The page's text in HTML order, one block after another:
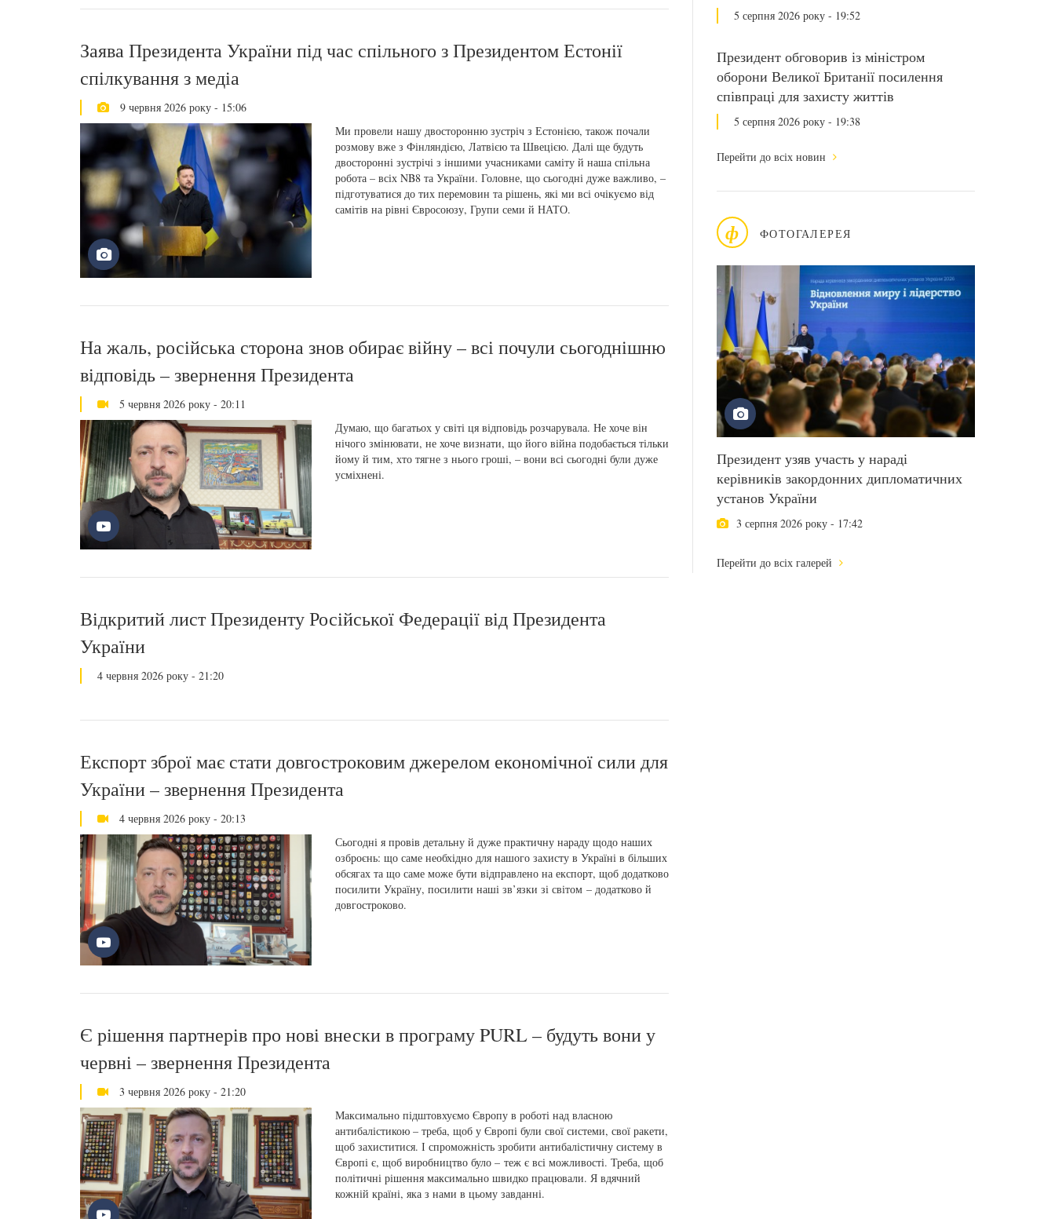
5 серпня 2026 року - 19:52
Президент обговорив із міністром
оборони Великої Британії посилення
співпраці для захисту життів
5 серпня 2026 року - 19:38
Перейти до всіх новин
ф ФОТОГАЛЕРЕЯ
Президент узяв участь у нараді
керівників закордонних дипломатичних
установ України
3 серпня 2026 року - 17:42
Перейти до всіх галерей
Заява Президента України під час спільного з Президентом Естонії
спілкування з медіа
9 червня 2026 року - 15:06
Ми провели нашу двосторонню зустріч з Естонією, також почали
розмову вже з Фінляндією, Латвією та Швецією. Далі ще будуть
двосторонні зустрічі з іншими учасниками саміту й наша спільна
робота – всіх NB8 та України. Головне, що сьогодні дуже важливо, –
підготуватися до тих перемовин та рішень, які ми всі очікуємо від
самітів на рівні Євросоюзу, Групи семи й НАТО.
На жаль, російська сторона знов обирає війну – всі почули сьогоднішню
відповідь – звернення Президента
5 червня 2026 року - 20:11
Думаю, що багатьох у світі ця відповідь розчарувала. Не хоче він
нічого змінювати, не хоче визнати, що його війна подобається тільки
йому й тим, хто тягне з нього гроші, – вони всі сьогодні були дуже
усміхнені.
Відкритий лист Президенту Російської Федерації від Президента
України
4 червня 2026 року - 21:20
Експорт зброї має стати довгостроковим джерелом економічної сили для
України – звернення Президента
4 червня 2026 року - 20:13
Сьогодні я провів детальну й дуже практичну нараду щодо наших
озброєнь: що саме необхідно для нашого захисту в Україні в більших
обсягах та що саме може бути відправлено на експорт, щоб додатково
посилити Україну, посилити наші зв’язки зі світом – додатково й
довгостроково.
Є рішення партнерів про нові внески в програму PURL – будуть вони у
червні – звернення Президента
3 червня 2026 року - 21:20
Максимально підштовхуємо Європу в роботі над власною
антибалістикою – треба, щоб у Європі були свої системи, свої ракети,
щоб захиститися. І спроможність зробити антибалістичну систему в
Європі є, щоб виробництво було – теж є всі можливості. Треба, щоб
політичні рішення максимально швидко працювали. Я вдячний
кожній країні, яка з нами в цьому завданні.